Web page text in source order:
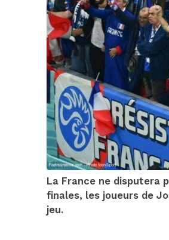
La France ne disputera
finales, les joueurs de
jeu.